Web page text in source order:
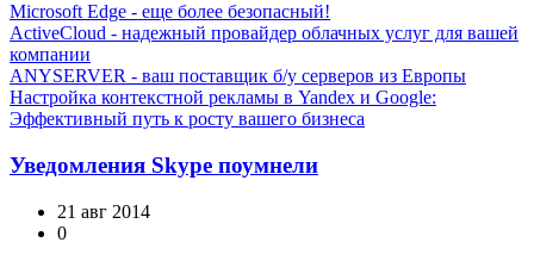
Microsoft Edge - еще более безопасный!
ActiveCloud - надежный провайдер облачных услуг для вашей
компании
ANYSERVER - ваш поставщик б/у серверов из Европы
Настройка контекстной рекламы в Yandex и Google:
Эффективный путь к росту вашего бизнеса
Уведомления Skype поумнели
21 авг 2014
0